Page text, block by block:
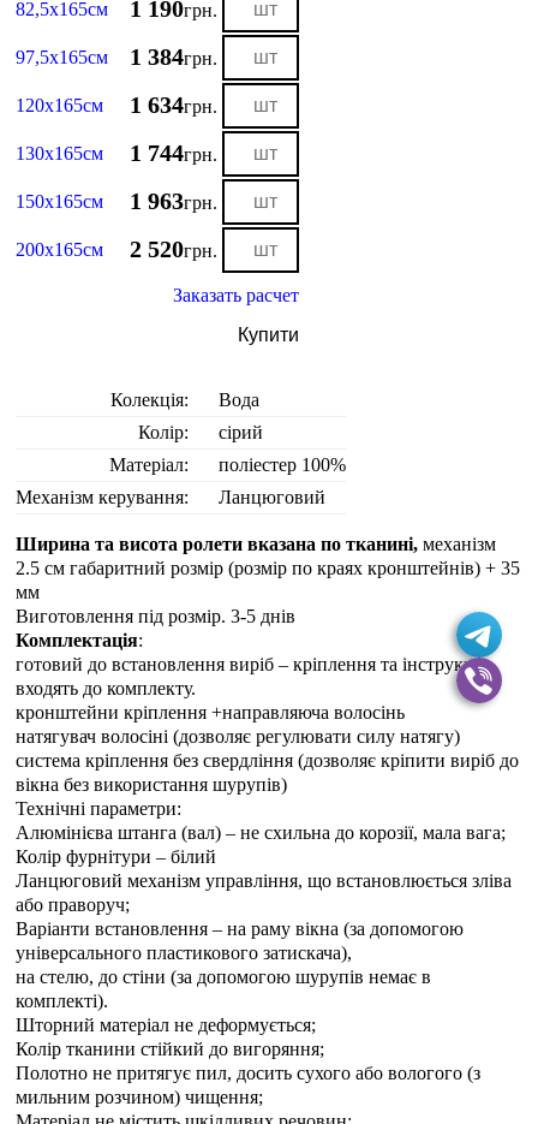
82,5х165см 1 190грн.
97,5х165см 1 384грн.
120х165см 1 634грн.
130х165см 1 744грн.
150х165см 1 963грн.
200х165см 2 520грн.
Заказать расчет
Купити
Колекція:
Вода
Колір:
сірий
Матеріал:
поліестер 100%
Механізм керування:
Ланцюговий
Ширина та висота ролети вказана по тканині, механізм
2.5 см габаритний розмір (розмір по краях кронштейнів) + 35
мм
Виготовлення під розмір. 3-5 днiв
Комплектація:
готовий до встановлення виріб – кріплення та інструкція
входять до комплекту.
кронштейни кріплення +направляюча волосінь
натягувач волосіні (дозволяє регулювати силу натягу)
система кріплення без свердління (дозволяє кріпити виріб до
вікна без використання шурупів)
Технічні параметри:
Алюмінієва штанга (вал) – не схильна до корозії, мала вага;
Колір фурнітури – білий
Ланцюговий механізм управління, що встановлюється зліва
або праворуч;
Варіанти встановлення – на раму вікна (за допомогою
універсального пластикового затискача),
на стелю, до стіни (за допомогою шурупів немає в
комплекті).
Шторний матеріал не деформується;
Колір тканини стійкий до вигоряння;
Полотно не притягує пил, досить сухого або вологого (з
мильним розчином) чищення;